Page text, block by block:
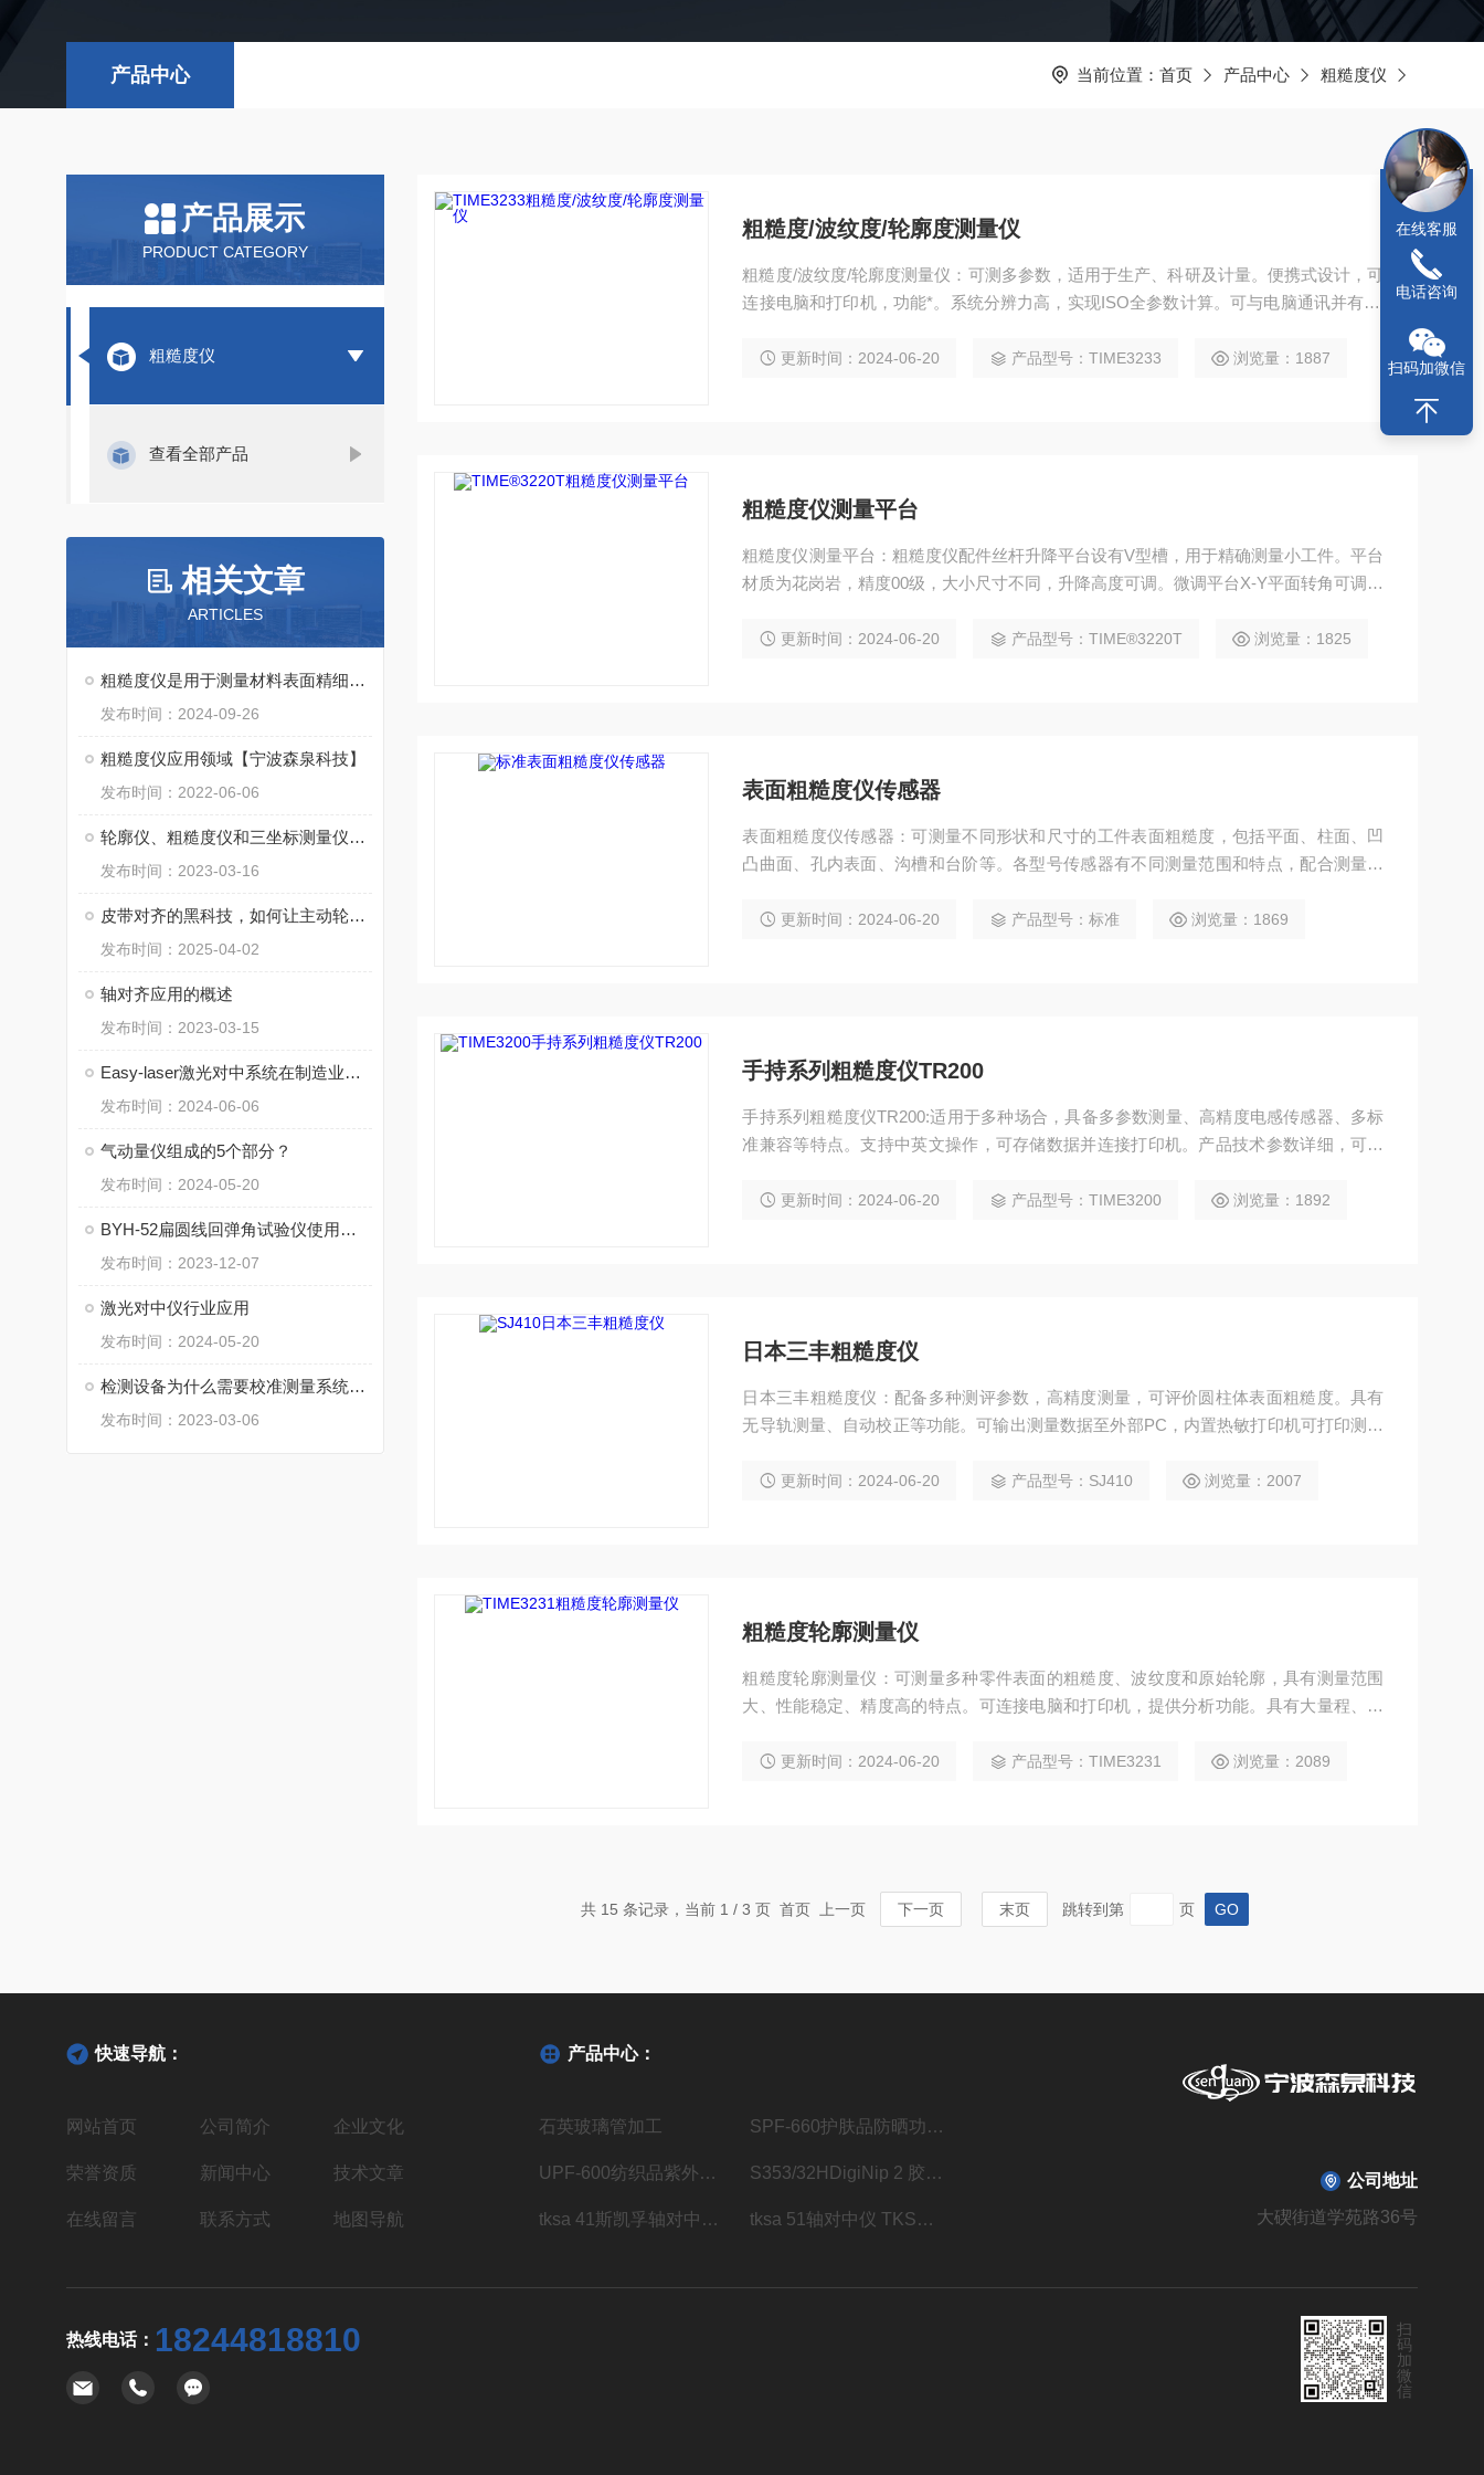
产品中心 当前位置： 首页 产品中心 粗糙度仪
产品展示
PRODUCT CATEGORY
粗糙度仪
查看全部产品
相关文章
ARTICLES
粗糙度仪是用于测量材料表面精细程度的仪器
发布时间：2024-09-26
粗糙度仪应用领域【宁波森泉科技】
发布时间：2022-06-06
轮廓仪、粗糙度仪和三坐标测量仪的区别
发布时间：2023-03-16
皮带对齐的黑科技，如何让主动轮和从动轮和谐共处？
发布时间：2025-04-02
轴对齐应用的概述
发布时间：2023-03-15
Easy-laser激光对中系统在制造业的主要应用
发布时间：2024-06-06
气动量仪组成的5个部分？
发布时间：2024-05-20
BYH-52扁圆线回弹角试验仪使用说明书
发布时间：2023-12-07
激光对中仪行业应用
发布时间：2024-05-20
检测设备为什么需要校准测量系统，您知道吗？
发布时间：2023-03-06
粗糙度/波纹度/轮廓度测量仪
粗糙度/波纹度/轮廓度测量仪：可测多参数，适用于生产、科研及计量。便携式设计，可
连接电脑和打印机，功能*。系统分辨力高，实现ISO全参数计算。可与电脑通讯并有WI
更新时间：2024-06-20 产品型号：TIME3233 浏览量：1887
粗糙度仪测量平台
粗糙度仪测量平台：粗糙度仪配件丝杆升降平台设有V型槽，用于精确测量小工件。平台
材质为花岗岩，精度00级，大小尺寸不同，升降高度可调。微调平台X-Y平面转角可调，
更新时间：2024-06-20 产品型号：TIME®3220T 浏览量：1825
表面粗糙度仪传感器
表面粗糙度仪传感器：可测量不同形状和尺寸的工件表面粗糙度，包括平面、柱面、凹
凸曲面、孔内表面、沟槽和台阶等。各型号传感器有不同测量范围和特点，配合测量平
更新时间：2024-06-20 产品型号：标准 浏览量：1869
手持系列粗糙度仪TR200
手持系列粗糙度仪TR200:适用于多种场合，具备多参数测量、高精度电感传感器、多标
准兼容等特点。支持中英文操作，可存储数据并连接打印机。产品技术参数详细，可选
更新时间：2024-06-20 产品型号：TIME3200 浏览量：1892
日本三丰粗糙度仪
日本三丰粗糙度仪：配备多种测评参数，高精度测量，可评价圆柱体表面粗糙度。具有
无导轨测量、自动校正等功能。可输出测量数据至外部PC，内置热敏打印机可打印测量
更新时间：2024-06-20 产品型号：SJ410 浏览量：2007
粗糙度轮廓测量仪
粗糙度轮廓测量仪：可测量多种零件表面的粗糙度、波纹度和原始轮廓，具有测量范围
大、性能稳定、精度高的特点。可连接电脑和打印机，提供分析功能。具有大量程、无
更新时间：2024-06-20 产品型号：TIME3231 浏览量：2089
共 15 条记录，当前 1 / 3 页 首页 上一页 下一页 末页 跳转到第 页
快速导航：
网站首页 公司简介 企业文化
荣誉资质 新闻中心 技术文章
在线留言 联系方式 地图导航
产品中心：
石英玻璃管加工 SPF-660护肤品防晒功效测试仪
UPF-600纺织品紫外线防护系数分析仪 S353/32HDigiNip 2 胶辊压区检测仪传感器
tksa 41斯凯孚轴对中仪 TKSA 41 tksa 51轴对中仪 TKSA 51
公司地址
大碶街道学苑路36号
热线电话： 18244818810
扫
码
加
微
信
在线客服
电话咨询
扫码加微信